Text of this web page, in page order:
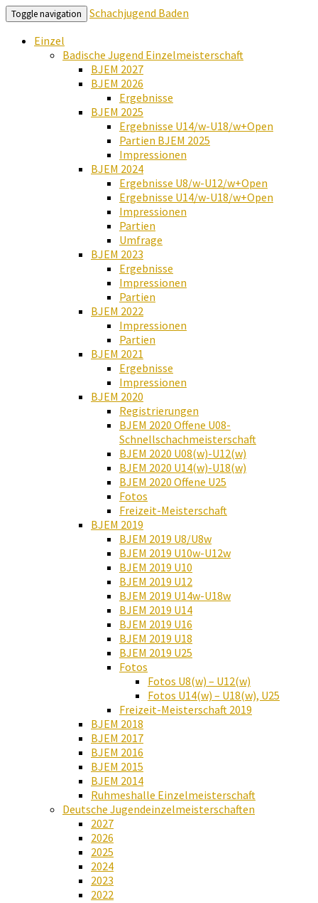
Toggle navigation
Schachjugend Baden
Einzel
Badische Jugend Einzelmeisterschaft
BJEM 2027
BJEM 2026
Ergebnisse
BJEM 2025
Ergebnisse U14/w-U18/w+Open
Partien BJEM 2025
Impressionen
BJEM 2024
Ergebnisse U8/w-U12/w+Open
Ergebnisse U14/w-U18/w+Open
Impressionen
Partien
Umfrage
BJEM 2023
Ergebnisse
Impressionen
Partien
BJEM 2022
Impressionen
Partien
BJEM 2021
Ergebnisse
Impressionen
BJEM 2020
Registrierungen
BJEM 2020 Offene U08-
Schnellschachmeisterschaft
BJEM 2020 U08(w)-U12(w)
BJEM 2020 U14(w)-U18(w)
BJEM 2020 Offene U25
Fotos
Freizeit-Meisterschaft
BJEM 2019
BJEM 2019 U8/U8w
BJEM 2019 U10w-U12w
BJEM 2019 U10
BJEM 2019 U12
BJEM 2019 U14w-U18w
BJEM 2019 U14
BJEM 2019 U16
BJEM 2019 U18
BJEM 2019 U25
Fotos
Fotos U8(w) – U12(w)
Fotos U14(w) – U18(w), U25
Freizeit-Meisterschaft 2019
BJEM 2018
BJEM 2017
BJEM 2016
BJEM 2015
BJEM 2014
Ruhmeshalle Einzelmeisterschaft
Deutsche Jugendeinzelmeisterschaften
2027
2026
2025
2024
2023
2022